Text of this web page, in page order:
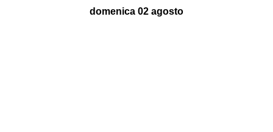
domenica 02 agosto